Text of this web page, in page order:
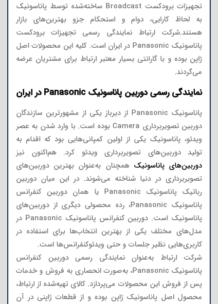
تجهیزات برودکست Broadcast ساخته‌شده توسط پاناسونیک
به لحاظ کارایی، دوام و استحکام جزو بهترین‌های بازار
هستند.شرکت ارتباط نمایندگی رسمی تجهیزات برودکست
پاناسونیک Panasonic در ایران است. کلیه این محصولات اصل
ژاپن بوده و با گارانتی بسیار معتبر ارتباط برای مشتریان عرضه
می‌گردند.
نمایندگی رسمی دوربین پاناسونیک Panasonic در ایران
پاناسونیک Panasonic از دیرباز یکی از مشهورترین سازندگان
دوربین تصویربرداری Camera بوده است. با وارد شدن به عصر
ویدئو، پاناسونیک یکی از اولین کمپانی‌هایی بود که اقدام به
تولید دوربین‌های تصویربرداری ویدئو کرد. هم‌اکنون نیز
دوربین‌های پاناسونیک همچنان به‌عنوان بهترین دوربین‌های
تصویربرداری در دنیا شناخته می‌شوند. در این میان دوربین
رباتیک پاناسونیک Panasonic یا همان دوربین کنفرانس
پاناسونیک Panasonic، رده محصولی دیگری از دوربین‌‌های
پاناسونیک است. دوربین کنفرانس پاناسونیک Panasonic در
مدل‌های مختلف یکی از بهترین انتخاب‌ها برای استفاده در
کاربری‌هایی نظیر جلسات و حتی ویدئوکنفرانس‌ها است.
شرکت ارتباط به‌عنوان نمایندگی رسمی دوربین کنفرانس
پاناسونیک Panasonic، به‌صورت انحصاری به فروش و خدمات
پس از فروش این محصولات می‌پردازد. کالای تهیه‌شده از ارتباط،
محصول اصل پاناسونیک ژاپن بوده و از قطعات ژاپنی در آن